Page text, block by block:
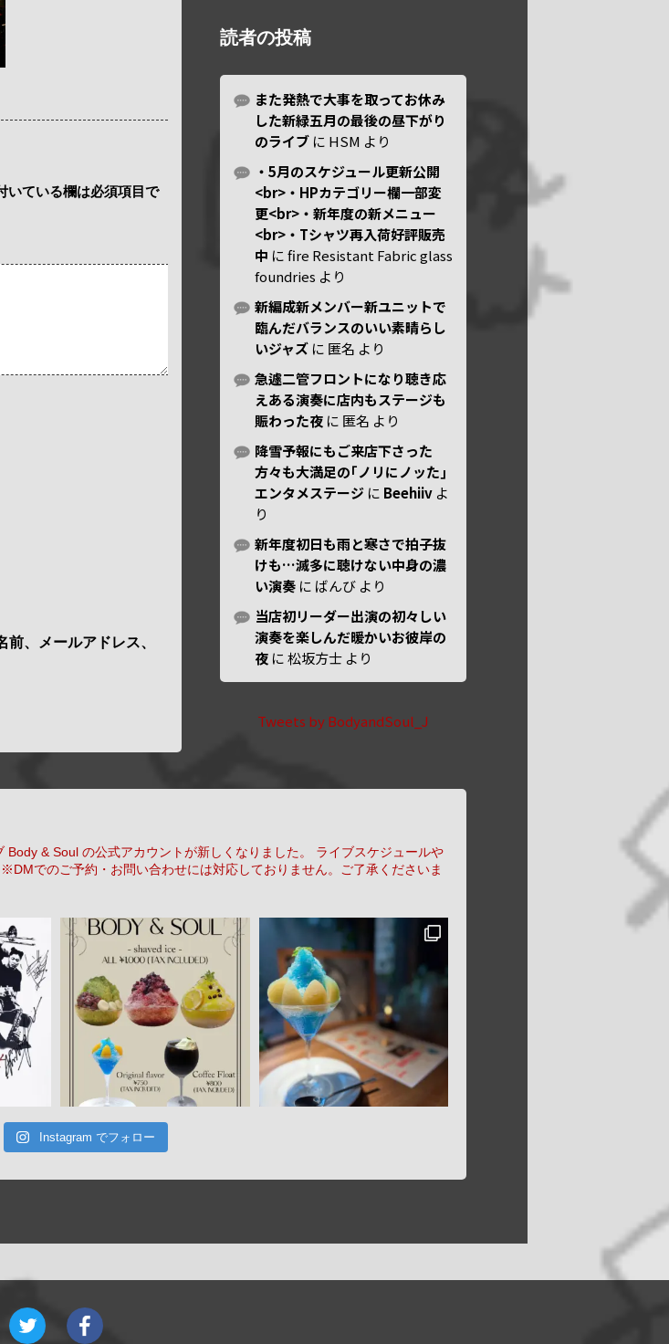
いている欄は必須項目で
、メールアドレス、
読者の投稿
また発熱で大事を取ってお休み
した新緑五月の最後の昼下がり
のライブ に HSM より
・5月のスケジュール更新公開
<br>・HPカテゴリー欄一部変
更<br>・新年度の新メニュー
<br>・Tシャツ再入荷好評販売
中 にfire Resistant Fabric glass
foundries より
新編成新メンバー新ユニットで
臨んだバランスのいい素晴らし
いジャズ に 匿名 より
急遽二管フロントになり聴き応
えある演奏に店内もステージも
賑わった夜 に 匿名 より
降雪予報にもご来店下さった
方々も大満足の｢ノリにノッた｣
エンタメステージ に Beehiiv よ
り
新年度初日も雨と寒さで拍子抜
けも…滅多に聴けない中身の濃
い演奏 に ばんび より
当店初リーダー出演の初々しい
演奏を楽しんだ暖かいお彼岸の
夜 に松坂方士 より
Tweets by BodyandSoul_J
& Soul の公式アカウントが新しくなりました。
ライブスケジュールや
※DMでのご予約・お問い合わせには対応しておりません。ご了承くださいま
Instagram でフォロー